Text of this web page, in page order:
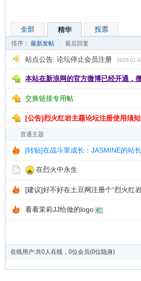
全部 精华 投票
排序： 最新发帖 最后回复
站点公告: 论坛停止会员注册 2025-01-
本站在新浪网的官方微博已经开通，
交换链接专用帖
[公告]烈火红岩主题论坛注册使用须知
普通主题
[转贴]在战斗里成长：JASMINE的站
在烈火中永生
[建议]好不好在土豆网注册个“烈火红
看看茉莉JJ给做的logo
在线用户:共0人在线，0位会员(0位隐身)